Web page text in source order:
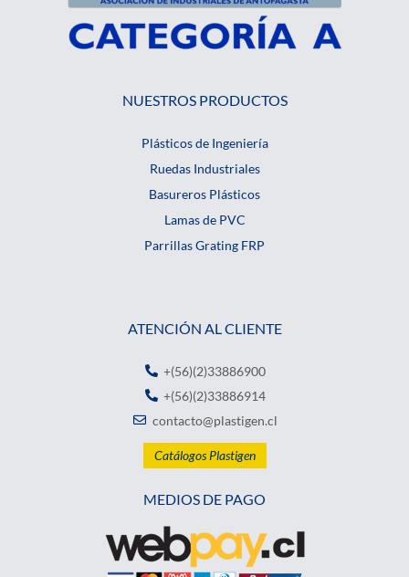
NUESTROS PRODUCTOS
Plásticos de Ingeniería
Ruedas Industriales
Basureros Plásticos
Lamas de PVC
Parrillas Grating FRP
ATENCIÓN AL CLIENTE
+(56)(2)33886900
+(56)(2)33886914
contacto@plastigen.cl
Catálogos Plastigen
MEDIOS DE PAGO